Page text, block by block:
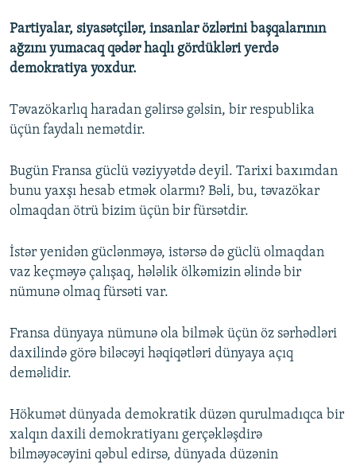
Partiyalar, siyasətçilər, insanlar özlərini başqalarının
ağzını yumacaq qədər haqlı gördükləri yerdə
demokratiya yoxdur.
Təvazökarlıq haradan gəlirsə gəlsin, bir respublika
üçün faydalı nemətdir.
Bugün Fransa güclü vəziyyətdə deyil. Tarixi baxımdan
bunu yaxşı hesab etmək olarmı? Bəli, bu, təvazökar
olmaqdan ötrü bizim üçün bir fürsətdir.
İstər yenidən güclənməyə, istərsə də güclü olmaqdan
vaz keçməyə çalışaq, hələlik ölkəmizin əlində bir
nümunə olmaq fürsəti var.
Fransa dünyaya nümunə ola bilmək üçün öz sərhədləri
daxilində görə biləcəyi həqiqətləri dünyaya açıq
deməlidir.
Hökumət dünyada demokratik düzən qurulmadıqca bir
xalqın daxili demokratiyanı gerçəkləşdirə
bilməyəcəyini qəbul edirsə, dünyada düzənin